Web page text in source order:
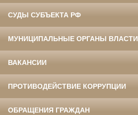
СУДЫ СУБЪЕКТА РФ
МУНИЦИПАЛЬНЫЕ ОРГАНЫ ВЛАСТИ
ВАКАНСИИ
ПРОТИВОДЕЙСТВИЕ КОРРУПЦИИ
ОБРАЩЕНИЯ ГРАЖДАН